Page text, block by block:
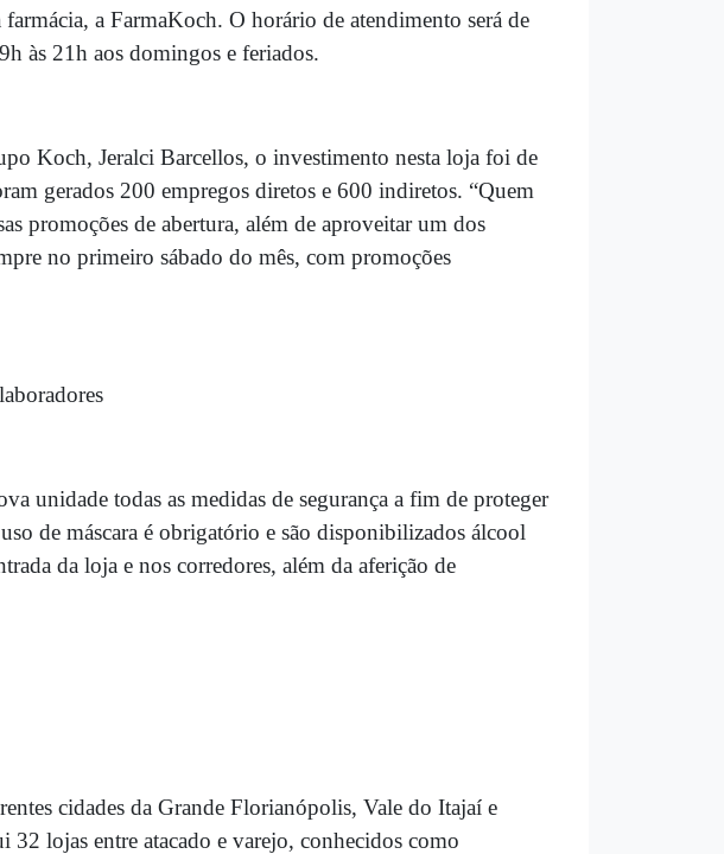
a FarmaKoch. O horário de atendimento será de
às 21h aos domingos e feriados.
Koch, Jeralci Barcellos, o investimento nesta loja foi de
gerados 200 empregos diretos e 600 indiretos. “Quem
promoções de abertura, além de aproveitar um dos
no primeiro sábado do mês, com promoções
unidade todas as medidas de segurança a fim de proteger
de máscara é obrigatório e são disponibilizados álcool
da loja e nos corredores, além da aferição de
cidades da Grande Florianópolis, Vale do Itajaí e
32 lojas entre atacado e varejo, conhecidos como